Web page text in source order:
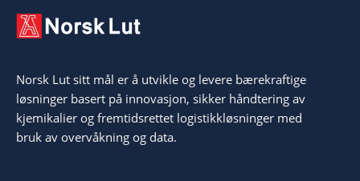
Norsk Lut sitt mål er å utvikle og levere bærekraftige
løsninger basert på innovasjon, sikker håndtering av
kjemikalier og fremtidsrettet logistikkløsninger med
bruk av overvåkning og data.